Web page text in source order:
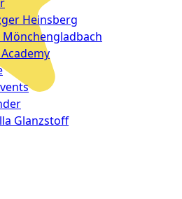
Heinsberg
Glanzstoff